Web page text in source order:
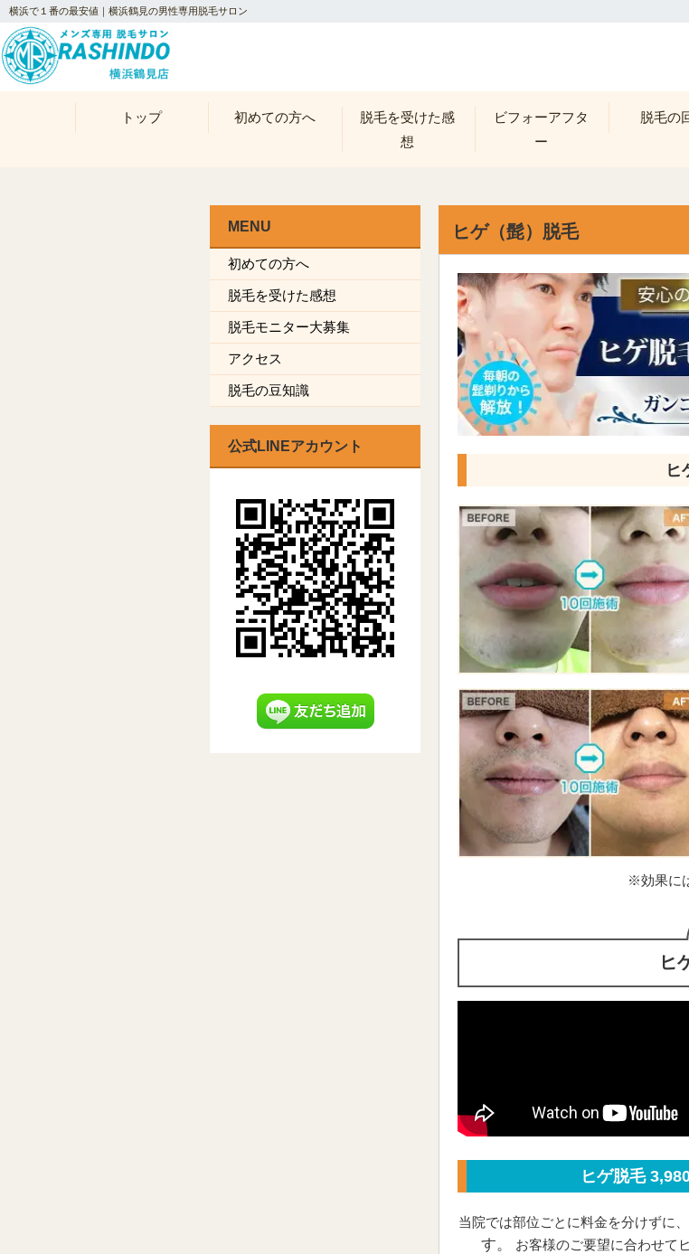
横浜で１番の最安値｜横浜鶴見の男性専用脱毛サロン
トップ 初めての方へ
脱毛を受けた感
想
ビフォーアフタ
ー
脱毛の
ヒゲ（髭）脱毛
ヒ
※効果に
ヒ
ヒゲ脱毛
当院では部位ごとに料金を分けずに、
す。
お客様のご要望に合わせて
MENU
初めての方へ
脱毛を受けた感想
脱毛モニター大募集
アクセス
脱毛の豆知識
公式LINEアカウント